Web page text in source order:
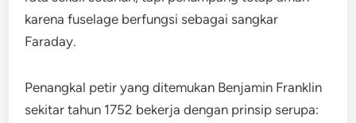
karena fuselage berfungsi sebagai sangkar
Faraday.
Penangkal petir yang ditemukan Benjamin Franklin
sekitar tahun 1752 bekerja dengan prinsip serupa: